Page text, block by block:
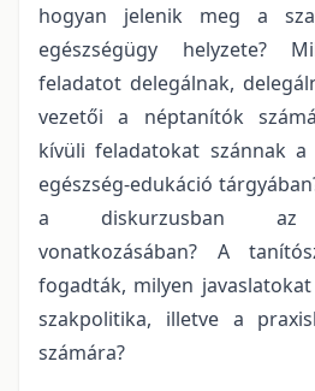
hogyan jelenik meg a
egészségügy helyzete?
feladatot delegálnak,
vezetői a néptanítók
kívüli feladatokat szánnak
egészség-edukáció
a diskurzusban az
vonatkozásában? A
fogadták, milyen
szakpolitika, illetve a
számára?